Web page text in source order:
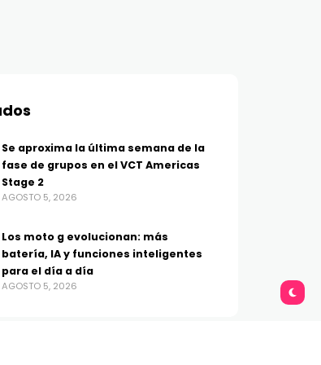
Se aproxima la última semana de la
fase de grupos en el VCT Americas
Stage 2
AGOSTO 5, 2026
Los moto g evolucionan: más
batería, IA y funciones inteligentes
para el día a día
AGOSTO 5, 2026